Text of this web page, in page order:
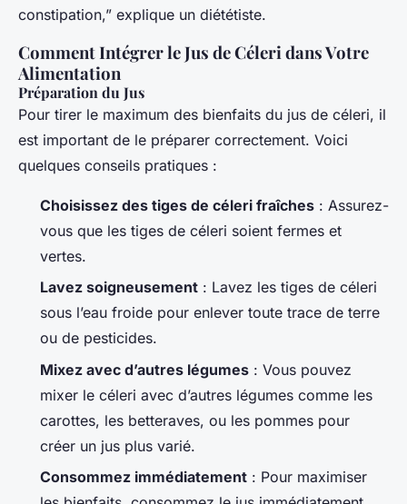
constipation,” explique un diététiste.
Comment Intégrer le Jus de Céleri dans Votre
Alimentation
Préparation du Jus
Pour tirer le maximum des bienfaits du jus de céleri, il
est important de le préparer correctement. Voici
quelques conseils pratiques :
Choisissez des tiges de céleri fraîches : Assurez-
vous que les tiges de céleri soient fermes et
vertes.
Lavez soigneusement : Lavez les tiges de céleri
sous l’eau froide pour enlever toute trace de terre
ou de pesticides.
Mixez avec d’autres légumes : Vous pouvez
mixer le céleri avec d’autres légumes comme les
carottes, les betteraves, ou les pommes pour
créer un jus plus varié.
Consommez immédiatement : Pour maximiser